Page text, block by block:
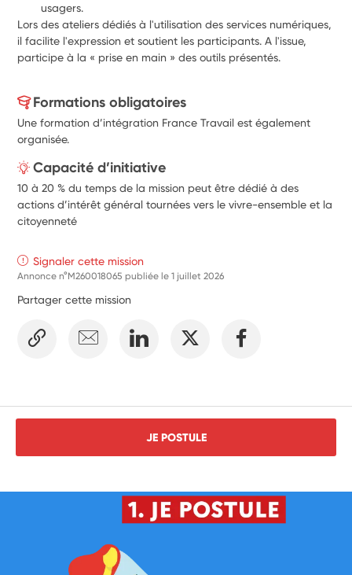
usagers.
Lors des ateliers dédiés à l'utilisation des services numériques,
il facilite l'expression et soutient les participants. A l'issue,
participe à la « prise en main » des outils présentés.
Formations obligatoires
Une formation d’intégration France Travail est également
organisée.
Capacité d’initiative
10 à 20 % du temps de la mission peut être dédié à des
actions d’intérêt général tournées vers le vivre-ensemble et la
citoyenneté
Signaler cette mission
Annonce n°M260018065 publiée le1 juillet 2026
Partager cette mission
JE POSTULE